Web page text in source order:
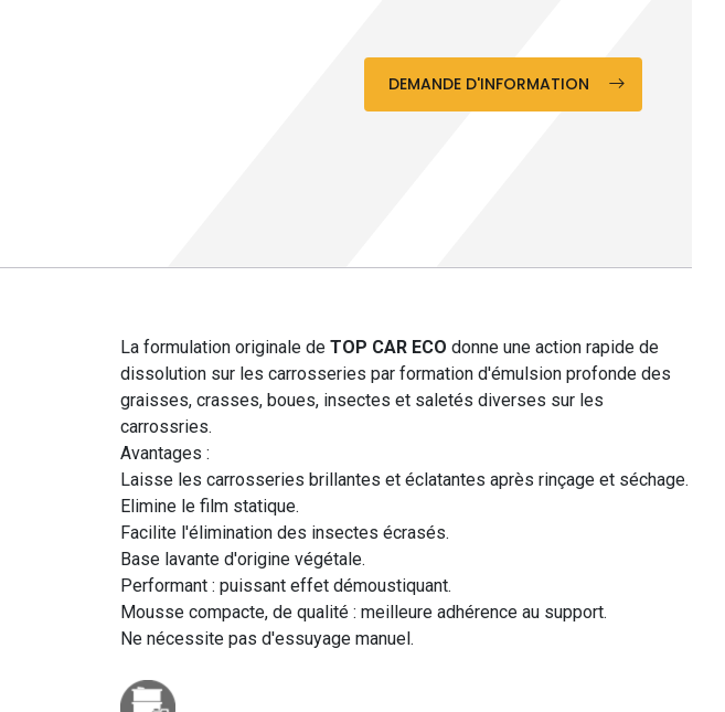
DEMANDE D'INFORMATION
La formulation originale deTOP CAR ECO donne une action rapide de
dissolution sur les carrosseries par formation d'émulsion profonde des
graisses, crasses, boues, insectes et saletés diverses sur les
carrossries.
Avantages :
Laisse les carrosseries brillantes et éclatantes après rinçage et séchage.
Elimine le film statique.
Facilite l'élimination des insectes écrasés.
Base lavante d'origine végétale.
Performant : puissant effet démoustiquant.
Mousse compacte, de qualité : meilleure adhérence au support.
Ne nécessite pas d'essuyage manuel.